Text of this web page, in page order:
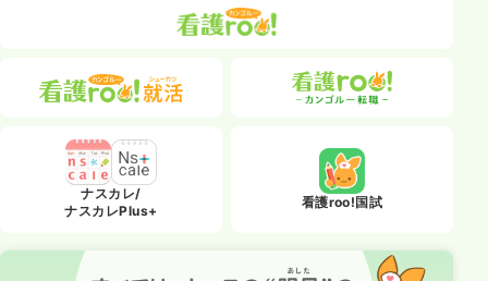
ナスカレ/
ナスカレPlus+
看護roo!国試